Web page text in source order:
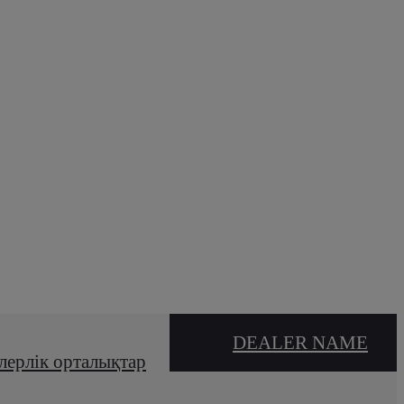
орталықтар
DEALER NAME